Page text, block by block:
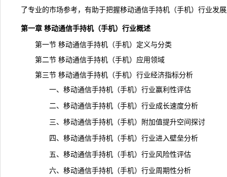
了专业的市场参考，有助于把握移动通信手持机（手机）行业发
第一章 移动通信手持机（手机）行业概述
第一节 移动通信手持机（手机）定义与分类
第二节 移动通信手持机（手机）应用领域
第三节 移动通信手持机（手机）行业经济指标分析
一、移动通信手持机（手机）行业赢利性评估
二、移动通信手持机（手机）行业成长速度分析
三、移动通信手持机（手机）附加值提升空间探讨
四、移动通信手持机（手机）行业进入壁垒分析
五、移动通信手持机（手机）行业风险性评估
六、移动通信手持机（手机）行业周期性分析